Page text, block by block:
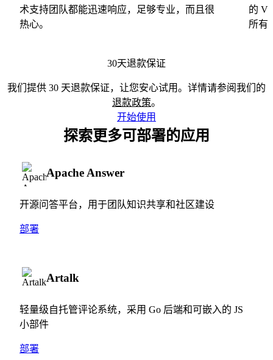
术支持团队都能迅速响应，足够专业，而且很
热心。
的
所有
30天退款保证
我们提供 30 天退款保证，让您安心试用。详情请参阅我们的
退款政策。
开始使用
探索更多可部署的应用
Apache Answer
开源问答平台，用于团队知识共享和社区建设
部署
Artalk
轻量级自托管评论系统，采用 Go 后端和可嵌入的 JS
小部件
部署